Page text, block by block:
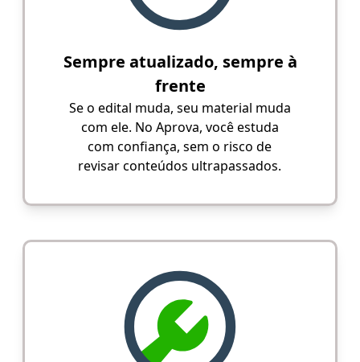
Sempre atualizado, sempre à
frente
Se o edital muda, seu material muda
com ele. No Aprova, você estuda
com confiança, sem o risco de
revisar conteúdos ultrapassados.